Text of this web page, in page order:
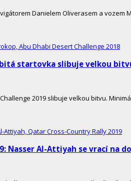
Danielem Oliverasem a vozem
startovka slibuje velkou
2019 slibuje velkou bitvu.
Nasser Al-Attiyah se vrací na